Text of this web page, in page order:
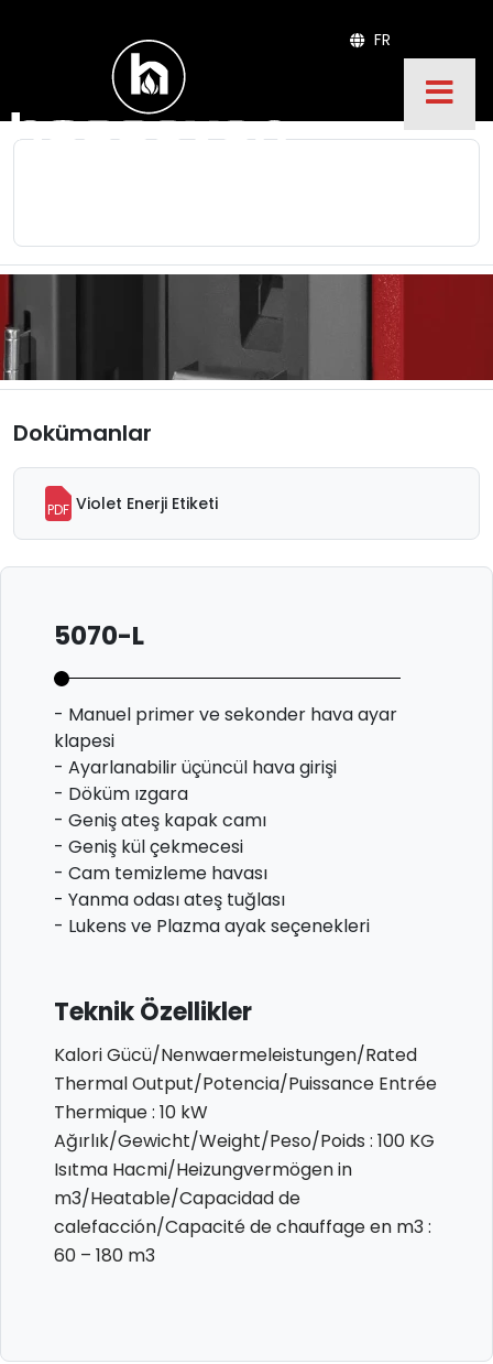
FR
Dokümanlar
PDF Violet Enerji Etiketi
5070-L
- Manuel primer ve sekonder hava ayar
klapesi
- Ayarlanabilir üçüncül hava girişi
- Döküm ızgara
- Geniş ateş kapak camı
- Geniş kül çekmecesi
- Cam temizleme havası
- Yanma odası ateş tuğlası
- Lukens ve Plazma ayak seçenekleri
Teknik Özellikler
Kalori Gücü/Nenwaermeleistungen/Rated
Thermal Output/Potencia/Puissance Entrée
Thermique : 10 kW
Ağırlık/Gewicht/Weight/Peso/Poids : 100 KG
Isıtma Hacmi/Heizungvermögen in
m3/Heatable/Capacidad de
calefacción/Capacité de chauffage en m3 :
60 – 180 m3